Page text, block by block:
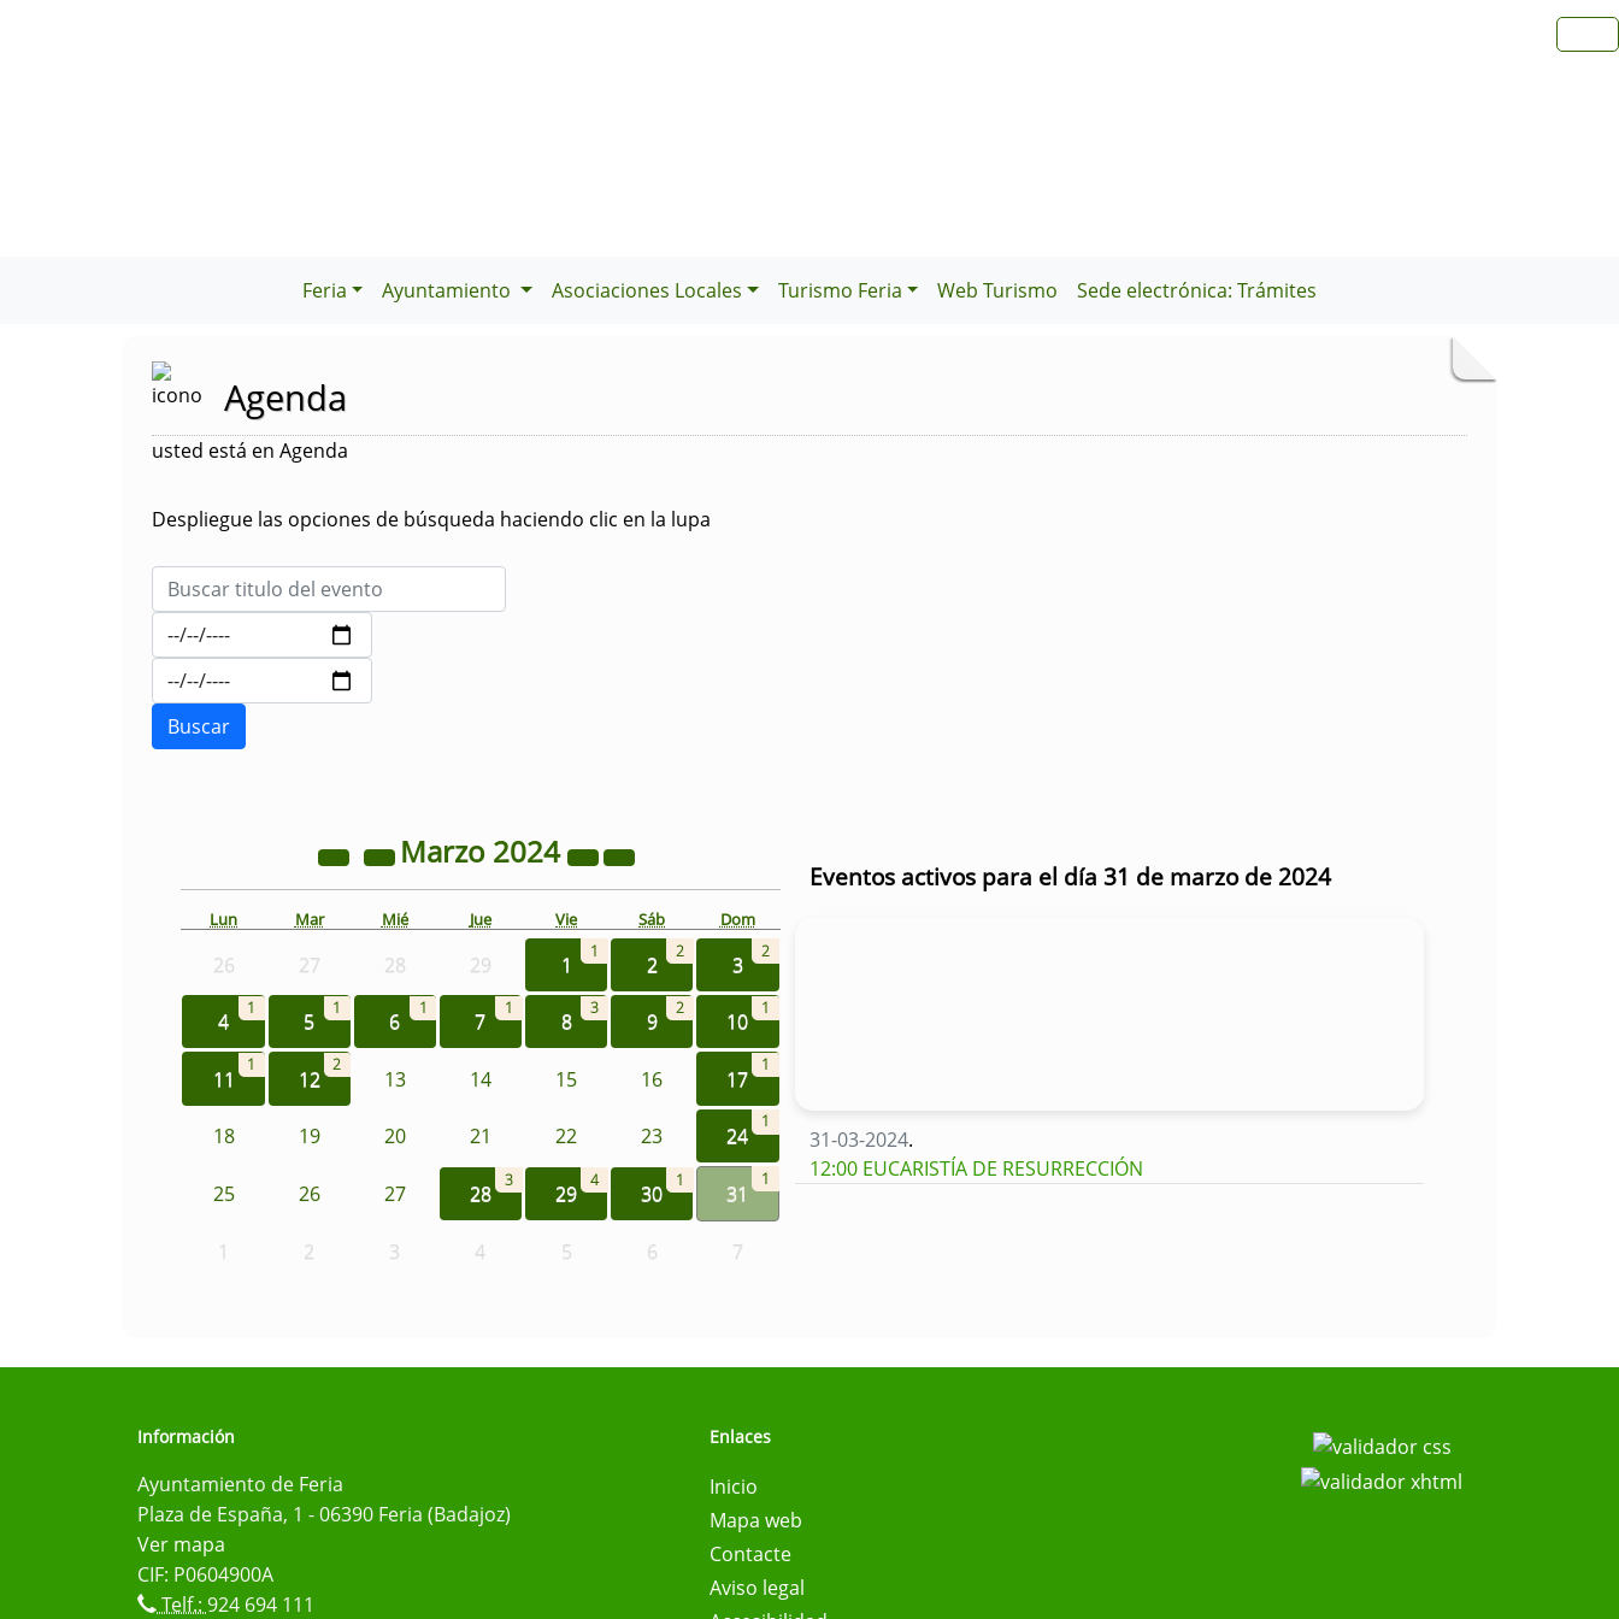
Feria Ayuntamiento Asociaciones Locales Turismo Feria Web Turismo Sede electrónica: Trámites
Agenda
usted está en Agenda
Despliegue las opciones de búsqueda haciendo clic en la lupa
Marzo 2024
Lun Mar Mié Jue Vie Sáb Dom
26 27 28 29 1
1
2
2
3
2
4
1
5
1
6
1
7
1
8
3
9
2
10
1
11
1
12
2
13 14 15 16 17
1
18 19 20 21 22 23 24
1
25 26 27 28
3
29
4
30
1
31
1
1 2 3 4 5 6 7
Eventos activos para el día 31 de marzo de 2024
31-03-2024.
12:00 EUCARISTÍA DE RESURRECCIÓN
Información
Ayuntamiento de Feria
Plaza de España, 1 - 06390 Feria (Badajoz)
Ver mapa
CIF: P0604900A
Telf.: 924 694 111
Enlaces
Inicio
Mapa web
Contacte
Aviso legal